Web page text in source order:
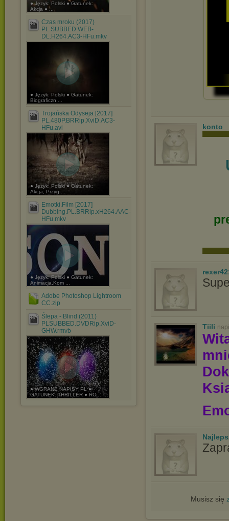
● Język: Polski ● Gatunek:
Akcja ● ...
Czas mroku (2017)
PL.SUBBED.WEB-
DL.H264.AC3-HFu.mkv
● Język: Polski ● Gatunek:
Biograficzn ...
Trojańska Odyseja [2017]
PL.480P.BRRip.XviD.AC3-
HFu.avi
● Język: Polski ● Gatunek:
Akcja, Przyg ...
Emotki.Film [2017]
Dubbing.PL.BRRip.xH264.AAC-
HFu.mkv
● Język: Polski ● Gatunek:
Animacja,Kom ...
Adobe Photoshop Lightroom
CC.zip
Ślepa - Blind (2011)
PLSUBBED.DVDRip.XviD-
GHW.rmvb
● WGRANE NAPISY PL ●
GATUNEK: THRILLER ● RO ...
Tiili
Musisz się